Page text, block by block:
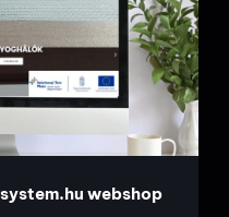
webshop